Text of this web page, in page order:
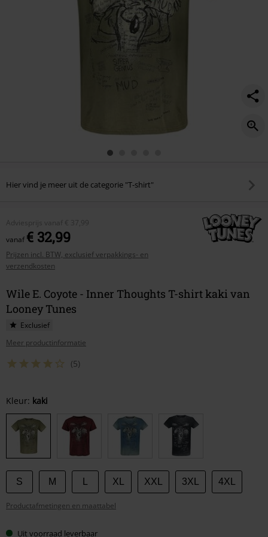
Hier vind je meer uit de categorie "T-shirt"
Adviesprijs vanaf € 37,99
vanaf€ 32,99
Prijzen incl. BTW, exclusief verpakkings- en
verzendkosten
Wile E. Coyote - Inner Thoughts T-shirt kaki van
Looney Tunes
Exclusief
Meer productinformatie
(5)
Kies
je
maat
Kleur: kaki
S M XL XXL 3XL 4XL
Productafmetingen en maattabel
Uit voorraad leverbaar